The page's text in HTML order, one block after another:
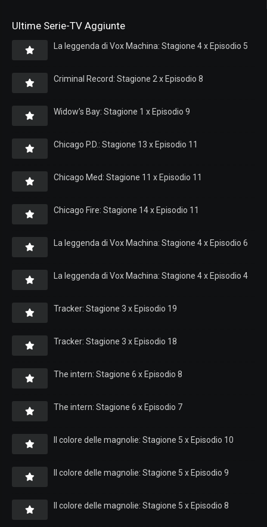
Ultime Serie-TV Aggiunte
La leggenda di Vox Machina: Stagione 4 x Episodio 5
Criminal Record: Stagione 2 x Episodio 8
Widow’s Bay: Stagione 1 x Episodio 9
Chicago P.D.: Stagione 13 x Episodio 11
Chicago Med: Stagione 11 x Episodio 11
Chicago Fire: Stagione 14 x Episodio 11
La leggenda di Vox Machina: Stagione 4 x Episodio 6
La leggenda di Vox Machina: Stagione 4 x Episodio 4
Tracker: Stagione 3 x Episodio 19
Tracker: Stagione 3 x Episodio 18
The intern: Stagione 6 x Episodio 8
The intern: Stagione 6 x Episodio 7
Il colore delle magnolie: Stagione 5 x Episodio 10
Il colore delle magnolie: Stagione 5 x Episodio 9
Il colore delle magnolie: Stagione 5 x Episodio 8